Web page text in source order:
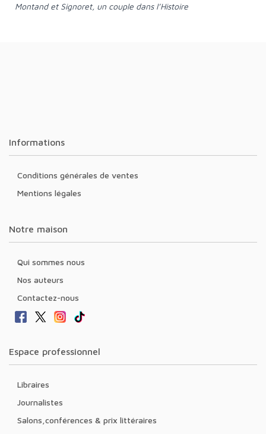
Montand et Signoret, un couple dans l’Histoire
Informations
Conditions générales de ventes
Mentions légales
Notre maison
Qui sommes nous
Nos auteurs
Contactez-nous
Espace professionnel
Libraires
Journalistes
Salons,conférences & prix littéraires